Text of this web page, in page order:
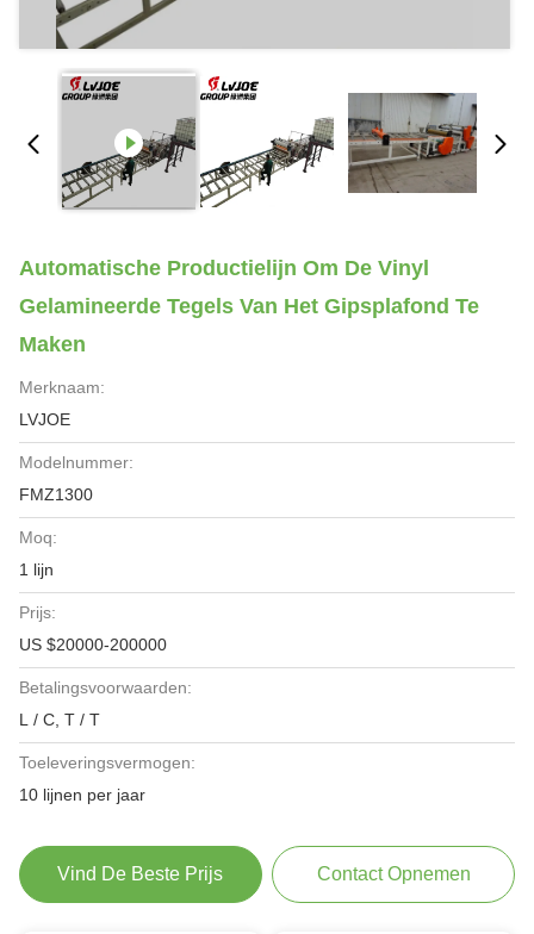
Automatische Productielijn Om De Vinyl
Gelamineerde Tegels Van Het Gipsplafond Te
Maken
Merknaam:
LVJOE
Modelnummer:
FMZ1300
Moq:
1 lijn
Prijs:
US $20000-200000
Betalingsvoorwaarden:
L / C, T / T
Toeleveringsvermogen:
10 lijnen per jaar
Vind De Beste Prijs Contact Opnemen